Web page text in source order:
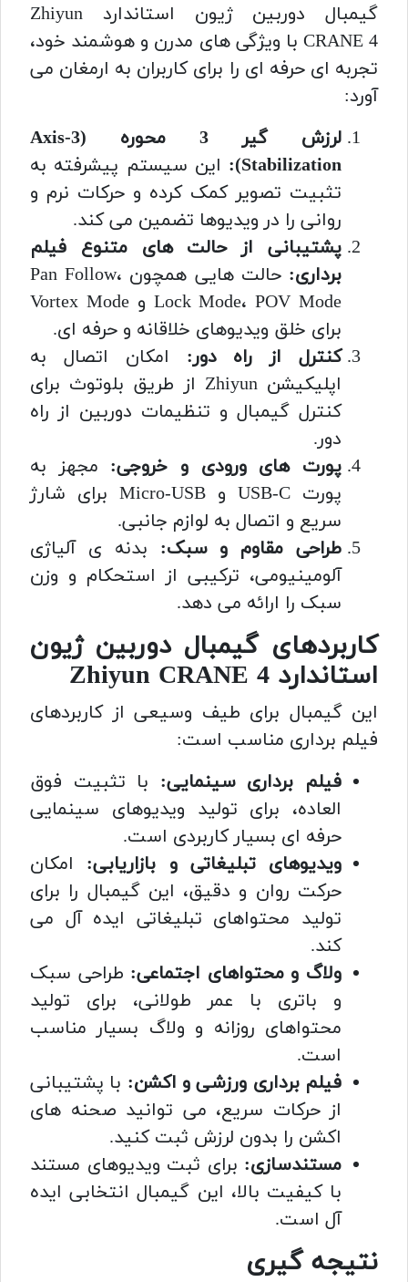
گیمبال دوربین ژیون استاندارد Zhiyun
CRANE 4 با ویژگی های مدرن و هوشمند خود،
تجربه ای حرفه ای را برای کاربران به ارمغان می
آورد:
لرزش گیر 3 محوره (3-Axis
Stabilization):
این سیستم پیشرفته به
تثبیت تصویر کمک کرده و حرکات نرم و
روانی را در ویدیوها تضمین می کند.
پشتیبانی از حالت های متنوع فیلم
برداری:
حالت هایی همچون Pan Follow،
Lock Mode، POV Mode و Vortex Mode
برای خلق ویدیوهای خلاقانه و حرفه ای.
کنترل از راه دور: امکان اتصال به
اپلیکیشن Zhiyun از طریق بلوتوث برای
کنترل گیمبال و تنظیمات دوربین از راه
دور.
پورت های ورودی و خروجی: مجهز به
پورت USB-C و Micro-USB برای شارژ
سریع و اتصال به لوازم جانبی.
طراحی مقاوم و سبک: بدنه ی آلیاژی
آلومینیومی، ترکیبی از استحکام و وزن
سبک را ارائه می دهد.
کاربردهای گیمبال دوربین ژیون
استاندارد Zhiyun CRANE 4
این گیمبال برای طیف وسیعی از کاربردهای
فیلم برداری مناسب است:
فیلم برداری سینمایی: با تثبیت فوق
العاده، برای تولید ویدیوهای سینمایی
حرفه ای بسیار کاربردی است.
ویدیوهای تبلیغاتی و بازاریابی: امکان
حرکت روان و دقیق، این گیمبال را برای
تولید محتواهای تبلیغاتی ایده آل می
کند.
ولاگ و محتواهای اجتماعی: طراحی سبک
و باتری با عمر طولانی، برای تولید
محتواهای روزانه و ولاگ بسیار مناسب
است.
فیلم برداری ورزشی و اکشن: با پشتیبانی
از حرکات سریع، می توانید صحنه های
اکشن را بدون لرزش ثبت کنید.
مستندسازی: برای ثبت ویدیوهای مستند
با کیفیت بالا، این گیمبال انتخابی ایده
آل است.
نتیجه گیری